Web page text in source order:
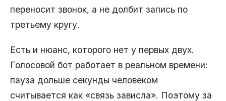
переносит звонок, а не долбит запись по
третьему кругу.
Есть и нюанс, которого нет у первых двух.
Голосовой бот работает в реальном времени:
пауза дольше секунды человеком
считывается как «связь зависла». Поэтому за